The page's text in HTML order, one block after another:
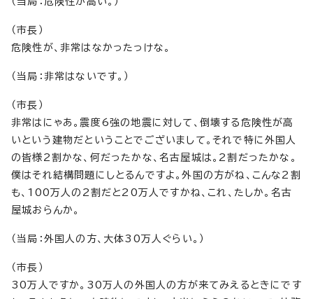
（市長）
危険性が、非常はなかったっけな。
（当局：非常はないです。）
（市長）
非常はにゃあ。震度6強の地震に対して、倒壊する危険性が高
いという建物だということでございまして。それで特に外国人
の皆様2割かな、何だったかな、名古屋城は。2割だったかな。
僕はそれ結構問題にしとるんですよ。外国の方がね、こんな2割
も、100万人の2割だと20万人ですかね、これ、たしか。名古
屋城おらんか。
（当局：外国人の方、大体30万人ぐらい。）
（市長）
30万人ですか。30万人の外国人の方が来てみえるときにです